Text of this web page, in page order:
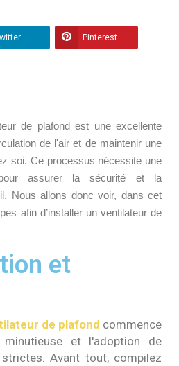
Pinterest
de plafond est une excellente
de l'air et de maintenir une
soi. Ce processus nécessite une
pour assurer la sécurité et la
Nous allons donc voir, dans cet
afin d’installer un ventilateur de
et
de plafond commence
minutieuse et l'adoption de
Avant tout, compilez